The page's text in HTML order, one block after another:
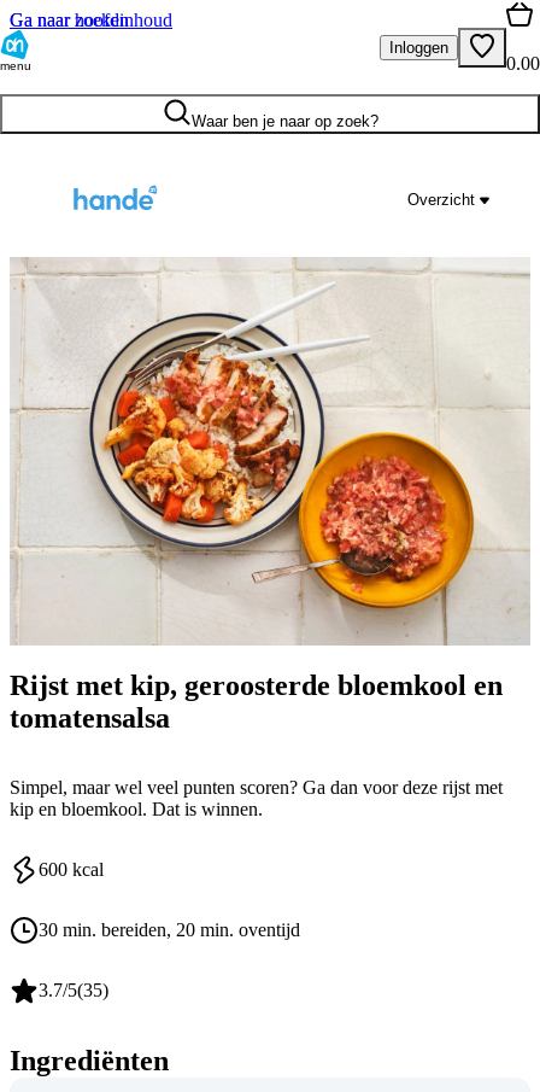
Ga naar hoofdinhoud
Ga naar zoeken
menu
Inloggen
0.00
Waar ben je naar op zoek?
Overzicht
Rijst met kip, geroosterde bloemkool en
tomatensalsa
Simpel, maar wel veel punten scoren? Ga dan voor deze rijst met
kip en bloemkool. Dat is winnen.
600 kcal
30 min. bereiden, 20 min. oventijd
3.7/5(35)
Ingrediënten